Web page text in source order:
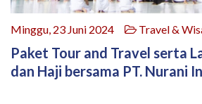
Minggu, 23 Juni 2024 Travel &
Paket Tour and Travel serta
dan Haji bersama PT. Nurani